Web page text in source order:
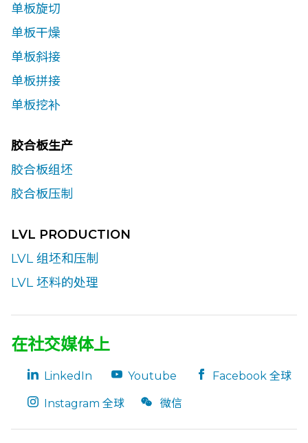
单板旋切
单板干燥
单板斜接
单板拼接
单板挖补
胶合板生产
胶合板组坯
胶合板压制
LVL PRODUCTION
LVL 组坯和压制
LVL 坯料的处理
在社交媒体上
LinkedIn Youtube Facebook 全球
Instagram 全球 微信